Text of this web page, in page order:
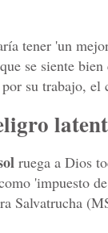
tener 'un
se siente
por su trabajo, el
ruega a Dios
'impuesto
Salvatrucha